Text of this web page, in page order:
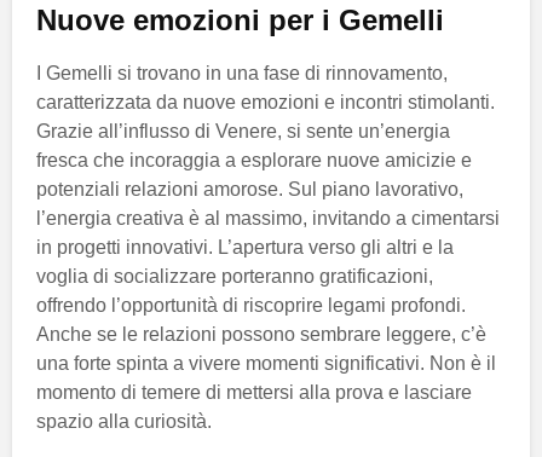
Nuove emozioni per i Gemelli
I Gemelli si trovano in una fase di rinnovamento,
caratterizzata da nuove emozioni e incontri stimolanti.
Grazie all’influsso di Venere, si sente un’energia
fresca che incoraggia a esplorare nuove amicizie e
potenziali relazioni amorose. Sul piano lavorativo,
l’energia creativa è al massimo, invitando a cimentarsi
in progetti innovativi. L’apertura verso gli altri e la
voglia di socializzare porteranno gratificazioni,
offrendo l’opportunità di riscoprire legami profondi.
Anche se le relazioni possono sembrare leggere, c’è
una forte spinta a vivere momenti significativi. Non è il
momento di temere di mettersi alla prova e lasciare
spazio alla curiosità.